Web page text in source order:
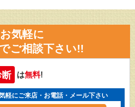
気軽に
ご相談下さい!!
断 は無料!
軽にご来店・お電話・メール下さい